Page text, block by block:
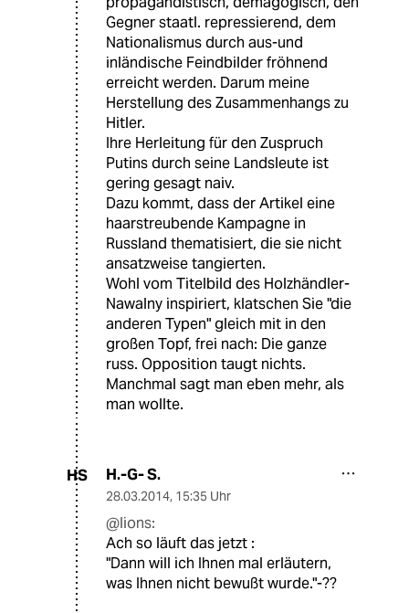
Gegner staatl. repressierend, dem
Nationalismus durch aus-und
inländische Feindbilder fröhnend
erreicht werden. Darum meine
Herstellung des Zusammenhangs zu
Hitler.
Ihre Herleitung für den Zuspruch
Putins durch seine Landsleute ist
gering gesagt naiv.
Dazu kommt, dass der Artikel eine
haarstreubende Kampagne in
Russland thematisiert, die sie nicht
ansatzweise tangierten.
Wohl vom Titelbild des Holzhändler-
Nawalny inspiriert, klatschen Sie "die
anderen Typen" gleich mit in den
großen Topf, frei nach: Die ganze
russ. Opposition taugt nichts.
Manchmal sagt man eben mehr, als
man wollte.
HS H.-G- S.
28.03.2014, 15:35 Uhr
@lions:
Ach so läuft das jetzt :
"Dann will ich Ihnen mal erläutern,
was Ihnen nicht bewußt wurde."-??